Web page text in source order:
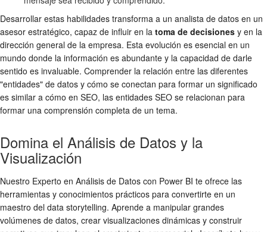
Desarrollar estas habilidades transforma a un analista de datos en un
asesor estratégico, capaz de influir en la toma de decisiones y en la
dirección general de la empresa. Esta evolución es esencial en un
mundo donde la información es abundante y la capacidad de darle
sentido es invaluable. Comprender la relación entre las diferentes
"entidades" de datos y cómo se conectan para formar un significado
es similar a cómo en SEO, las entidades SEO se relacionan para
formar una comprensión completa de un tema.
Domina el Análisis de Datos y la
Visualización
Nuestro Experto en Análisis de Datos con Power BI te ofrece las
herramientas y conocimientos prácticos para convertirte en un
maestro del data storytelling. Aprende a manipular grandes
volúmenes de datos, crear visualizaciones dinámicas y construir